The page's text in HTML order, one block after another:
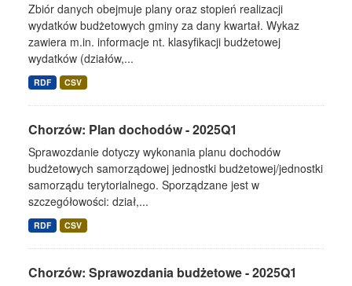
Zbiór danych obejmuje plany oraz stopień realizacji
wydatków budżetowych gminy za dany kwartał. Wykaz
zawiera m.in. informacje nt. klasyfikacji budżetowej
wydatków (działów,...
RDF CSV
Chorzów: Plan dochodów - 2025Q1
Sprawozdanie dotyczy wykonania planu dochodów
budżetowych samorządowej jednostki budżetowej/jednostki
samorządu terytorialnego. Sporządzane jest w
szczegółowości: dział,...
RDF CSV
Chorzów: Sprawozdania budżetowe - 2025Q1